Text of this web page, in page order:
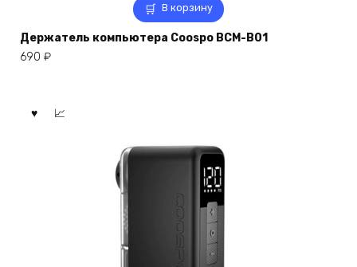
В корзину
Держатель компьютера Coospo BCM-B01
690 ₽